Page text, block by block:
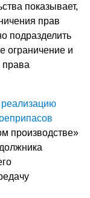
показывает,
прав
подразделить
ограничение и
права
производстве»